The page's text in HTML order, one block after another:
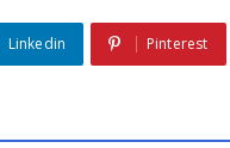
Linkedin Pinterest